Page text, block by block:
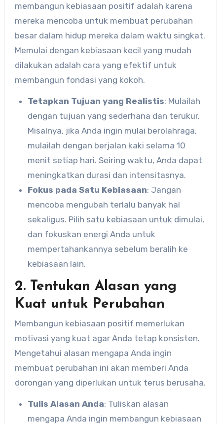
membangun kebiasaan positif adalah karena
mereka mencoba untuk membuat perubahan
besar dalam hidup mereka dalam waktu singkat.
Memulai dengan kebiasaan kecil yang mudah
dilakukan adalah cara yang efektif untuk
membangun fondasi yang kokoh.
Tetapkan Tujuan yang Realistis: Mulailah
dengan tujuan yang sederhana dan terukur.
Misalnya, jika Anda ingin mulai berolahraga,
mulailah dengan berjalan kaki selama 10
menit setiap hari. Seiring waktu, Anda dapat
meningkatkan durasi dan intensitasnya.
Fokus pada Satu Kebiasaan: Jangan
mencoba mengubah terlalu banyak hal
sekaligus. Pilih satu kebiasaan untuk dimulai,
dan fokuskan energi Anda untuk
mempertahankannya sebelum beralih ke
kebiasaan lain.
2. Tentukan Alasan yang
Kuat untuk Perubahan
Membangun kebiasaan positif memerlukan
motivasi yang kuat agar Anda tetap konsisten.
Mengetahui alasan mengapa Anda ingin
membuat perubahan ini akan memberi Anda
dorongan yang diperlukan untuk terus berusaha.
Tulis Alasan Anda: Tuliskan alasan
mengapa Anda ingin membangun kebiasaan